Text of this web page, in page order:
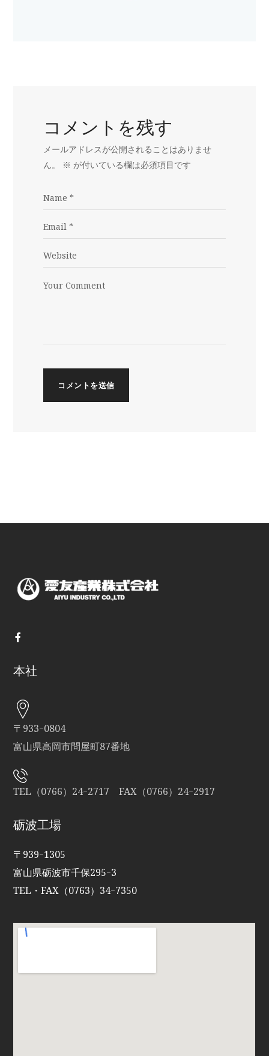
コメントを残す
メールアドレスが公開されることはありませ
ん。
※ が付いている欄は必須項目です
本社
〒933ｰ0804
富山県高岡市問屋町87番地
TEL（0766）24ｰ2717 FAX（0766）24ｰ2917
砺波工場
〒939ｰ1305
富山県砺波市千保295ｰ3
TEL・FAX（0763）34ｰ7350